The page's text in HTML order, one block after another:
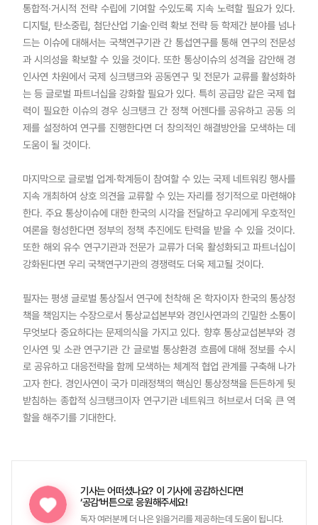
통합적·거시적 전략 수립에 기여할 수있도록 지속 노력할 필요가 있다.
디지털, 탄소중립, 첨단산업 기술·인력 확보 전략 등 학제간 분야를 넘나
드는 이슈에 대해서는 국책연구기관 간 통섭연구를 통해 연구의 전문성
과 시의성을 확보할 수 있을 것이다. 또한 통상이슈의 성격을 감안해 경
인사연 차원에서 국제 싱크탱크와 공동연구 및 전문가 교류를 활성화하
는 등 글로벌 파트너십을 강화할 필요가 있다. 특히 공급망 같은 국제 협
력이 필요한 이슈의 경우 싱크탱크 간 정책 어젠다를 공유하고 공동 의
제를 설정하여 연구를 진행한다면 더 창의적인 해결방안을 모색하는 데
도움이 될 것이다.
마지막으로 글로벌 업계·학계등이 참여할 수 있는 국제 네트워킹 행사를
지속 개최하여 상호 의견을 교류할 수 있는 자리를 정기적으로 마련해야
한다. 주요 통상이슈에 대한 한국의 시각을 전달하고 우리에게 우호적인
여론을 형성한다면 정부의 정책 추진에도 탄력을 받을 수 있을 것이다.
또한 해외 유수 연구기관과 전문가 교류가 더욱 활성화되고 파트너십이
강화된다면 우리 국책연구기관의 경쟁력도 더욱 제고될 것이다.
필자는 평생 글로벌 통상질서 연구에 천착해 온 학자이자 한국의 통상정
책을 책임지는 수장으로서 통상교섭본부와 경인사연과의 긴밀한 소통이
무엇보다 중요하다는 문제의식을 가지고 있다. 향후 통상교섭본부와 경
인사연 및 소관 연구기관 간 글로벌 통상환경 흐름에 대해 정보를 수시
로 공유하고 대응전략을 함께 모색하는 체계적 협업 관계를 구축해 나가
고자 한다. 경인사연이 국가 미래정책의 핵심인 통상정책을 든든하게 뒷
받침하는 종합적 싱크탱크이자 연구기관 네트워크 허브로서 더욱 큰 역
할을 해주기를 기대한다.
기사는 어떠셨나요? 이 기사에 공감하신다면
‘공감’버튼으로 응원해주세요!
독자 여러분께 더 나은 읽을거리를 제공하는데 도움이 됩니다.